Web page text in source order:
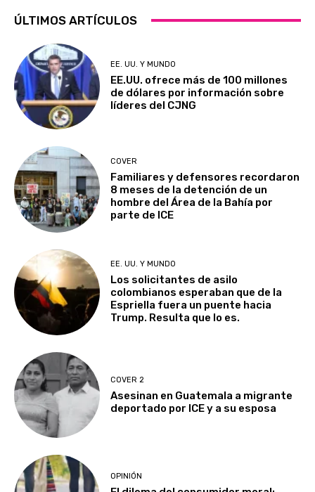
ÚLTIMOS ARTÍCULOS
EE. UU. Y MUNDO
EE.UU. ofrece más de 100 millones
de dólares por información sobre
líderes del CJNG
COVER
Familiares y defensores recordaron
8 meses de la detención de un
hombre del Área de la Bahía por
parte de ICE
EE. UU. Y MUNDO
Los solicitantes de asilo
colombianos esperaban que de la
Espriella fuera un puente hacia
Trump. Resulta que lo es.
COVER 2
Asesinan en Guatemala a migrante
deportado por ICE y a su esposa
OPINIÓN